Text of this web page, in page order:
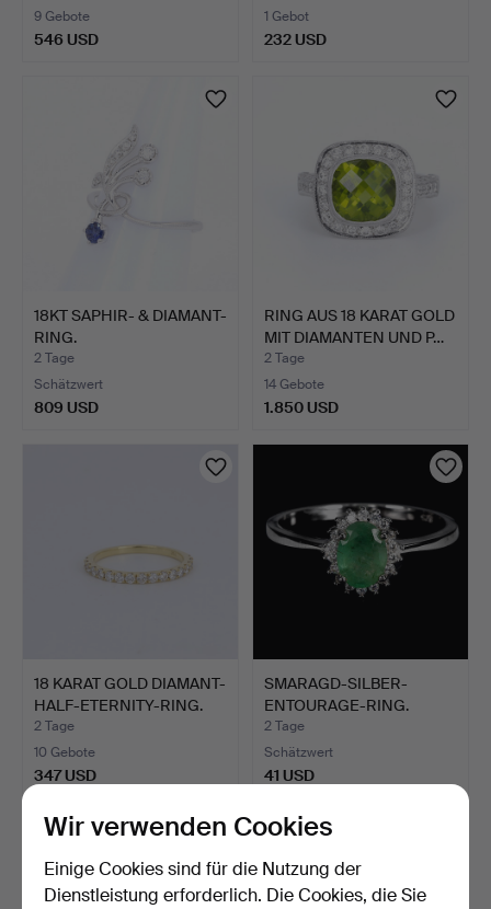
9 Gebote
546 USD
1 Gebot
232 USD
18KT SAPHIR- & DIAMANT-
RING.
2 Tage
Schätzwert
809 USD
RING AUS 18 KARAT GOLD
MIT DIAMANTEN UND P…
2 Tage
14 Gebote
1.850 USD
18 KARAT GOLD DIAMANT-
HALF-ETERNITY-RING.
2 Tage
10 Gebote
347 USD
SMARAGD-SILBER-
ENTOURAGE-RING.
2 Tage
Schätzwert
41 USD
Wir verwenden Cookies
Einige Cookies sind für die Nutzung der
Dienstleistung erforderlich. Die Cookies, die Sie